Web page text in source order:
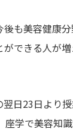
も美容健康
できる人が増
日23日より授
学で美容知